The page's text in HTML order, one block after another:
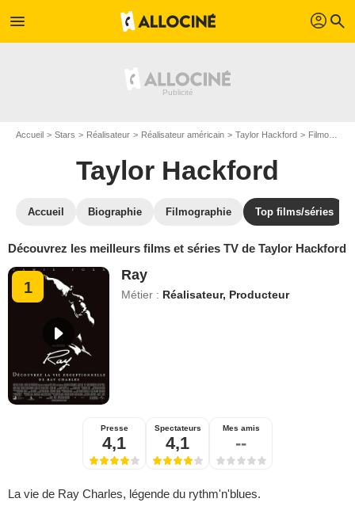
menu profil search
Accueil Stars Réalisateur Réalisateur américain Taylor Hackford Filmo Taylor Hackford
Taylor Hackford
Accueil Biographie Filmographie Top films/séries
Découvrez les meilleurs films et séries TV de Taylor Hackford
1
Ray
Métier : Réalisateur, Producteur
Presse
4,1
Spectateurs
4,1
Mes amis
--
La vie de Ray Charles, légende du rythm'n'blues.